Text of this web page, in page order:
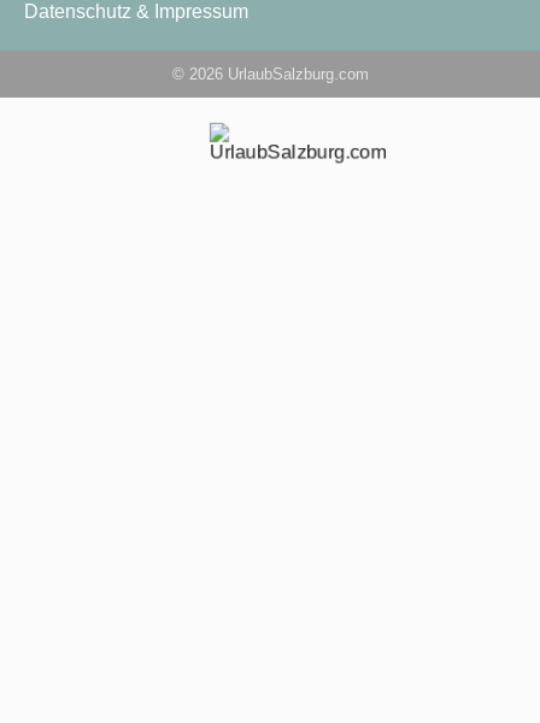
Datenschutz & Impressum
© 2026 UrlaubSalzburg.com